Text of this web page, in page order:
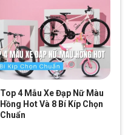
Top 4 Mẫu Xe Đạp Nữ Màu
Hồng Hot Và 8 Bí Kíp Chọn
Chuẩn